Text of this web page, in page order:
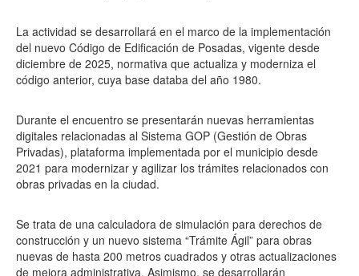
La actividad se desarrollará en el marco de la implementación
del nuevo Código de Edificación de Posadas, vigente desde
diciembre de 2025, normativa que actualiza y moderniza el
código anterior, cuya base databa del año 1980.
Durante el encuentro se presentarán nuevas herramientas
digitales relacionadas al Sistema GOP (Gestión de Obras
Privadas), plataforma implementada por el municipio desde
2021 para modernizar y agilizar los trámites relacionados con
obras privadas en la ciudad.
Se trata de una calculadora de simulación para derechos de
construcción y un nuevo sistema “Trámite Ágil” para obras
nuevas de hasta 200 metros cuadrados y otras actualizaciones
de mejora administrativa. Asimismo, se desarrollarán